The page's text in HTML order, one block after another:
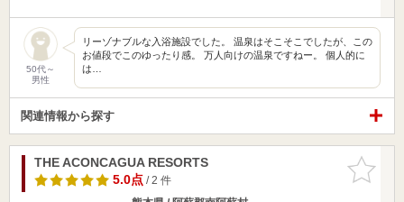
50代～
男性
リーゾナブルな入浴施設でした。 温泉はそこそこでしたが、この
お値段でこのゆったり感。 万人向けの温泉ですねー。 個人的に
は…
関連情報から探す
お気に入
りに追加
THE ACONCAGUA RESORTS
5.0点/ 2 件